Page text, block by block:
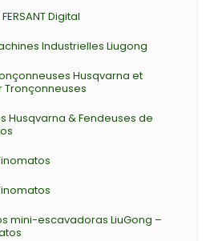
Digital
Industrielles Liugong
Husqvarna et
Husqvarna & Fendeuses de
mini-escavadoras LiuGong –